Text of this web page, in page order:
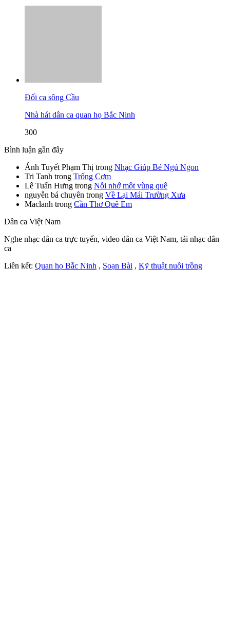
Đối ca sông Cầu
Nhà hát dân ca quan họ Bắc Ninh
300
Bình luận gần đây
Ánh Tuyết Phạm Thị trong Nhạc Giúp Bé Ngủ Ngon
Tri Tanh trong Trống Cơm
Lê Tuấn Hưng trong Nỗi nhớ một vùng quê
nguyễn bá chuyên trong Về Lại Mái Trường Xưa
Maclanh trong Cần Thơ Quê Em
Dân ca Việt Nam
Nghe nhạc dân ca trực tuyến, video dân ca Việt Nam, tải nhạc dân
ca
Liên kết: Quan họ Bắc Ninh , Soạn Bài , Kỹ thuật nuôi trồng